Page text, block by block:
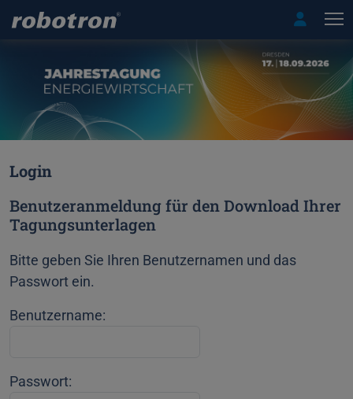
Login
Benutzeranmeldung für den Download Ihrer
Tagungsunterlagen
Bitte geben Sie Ihren Benutzernamen und das
Passwort ein.
Benutzername:
Passwort: